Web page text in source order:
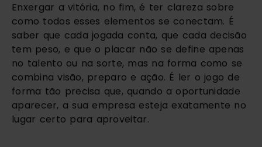
Enxergar a vitória, no fim, é ter clareza sobre
como todos esses elementos se conectam. É
saber que cada jogada conta, que cada decisão
tem peso, e que o placar não se define apenas
no talento ou na sorte, mas na forma como se
combina visão, preparo e ação. É ler o jogo de
forma tão precisa que, quando a oportunidade
aparecer, a sua empresa esteja exatamente no
lugar certo para aproveitar.